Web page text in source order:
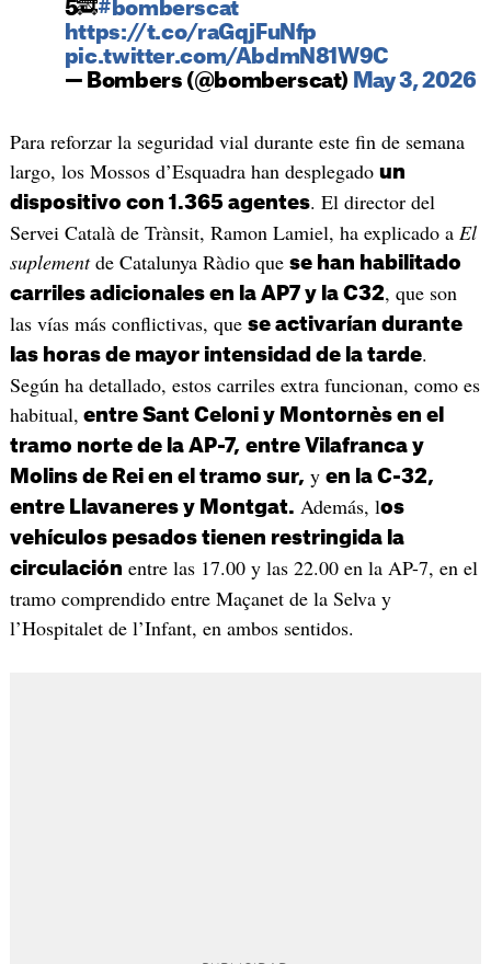
5🚒#bomberscat
https://t.co/raGqjFuNfp
pic.twitter.com/AbdmN81W9C
— Bombers (@bomberscat) May 3, 2026
Para reforzar la seguridad vial durante este fin de semana
largo, los Mossos d’Esquadra han desplegado un
dispositivo con 1.365 agentes. El director del
Servei Català de Trànsit, Ramon Lamiel, ha explicado a El
suplementde Catalunya Ràdio que se han habilitado
carriles adicionales en la AP7 y la C32, que son
las vías más conflictivas, que se activarían durante
las horas de mayor intensidad de la tarde.
Según ha detallado, estos carriles extra funcionan, como es
habitual, entre Sant Celoni y Montornès en el
tramo norte de la AP-7, entre Vilafranca y
Molins de Rei en el tramo sur, y en la C-32,
entre Llavaneres y Montgat. Además, los
vehículos pesados tienen restringida la
circulación entre las 17.00 y las 22.00 en la AP-7, en el
tramo comprendido entre Maçanet de la Selva y
l’Hospitalet de l’Infant, en ambos sentidos.